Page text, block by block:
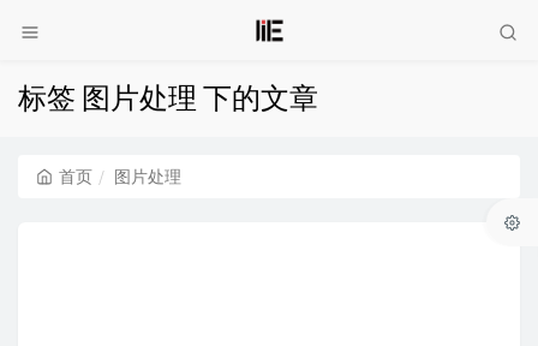
标签 图片处理 下的文章
首页 图片处理